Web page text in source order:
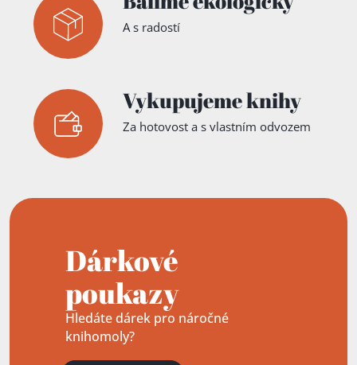
A s radostí
Vykupujeme knihy
Za hotovost a s vlastním odvozem
Dárkové
poukazy
Hledáte dárek pro náročné
knihomoly?